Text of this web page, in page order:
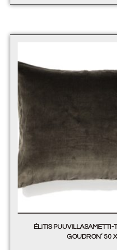
ÉLITIS PUUVILLASAMETTI-
GOUDRON’ 50